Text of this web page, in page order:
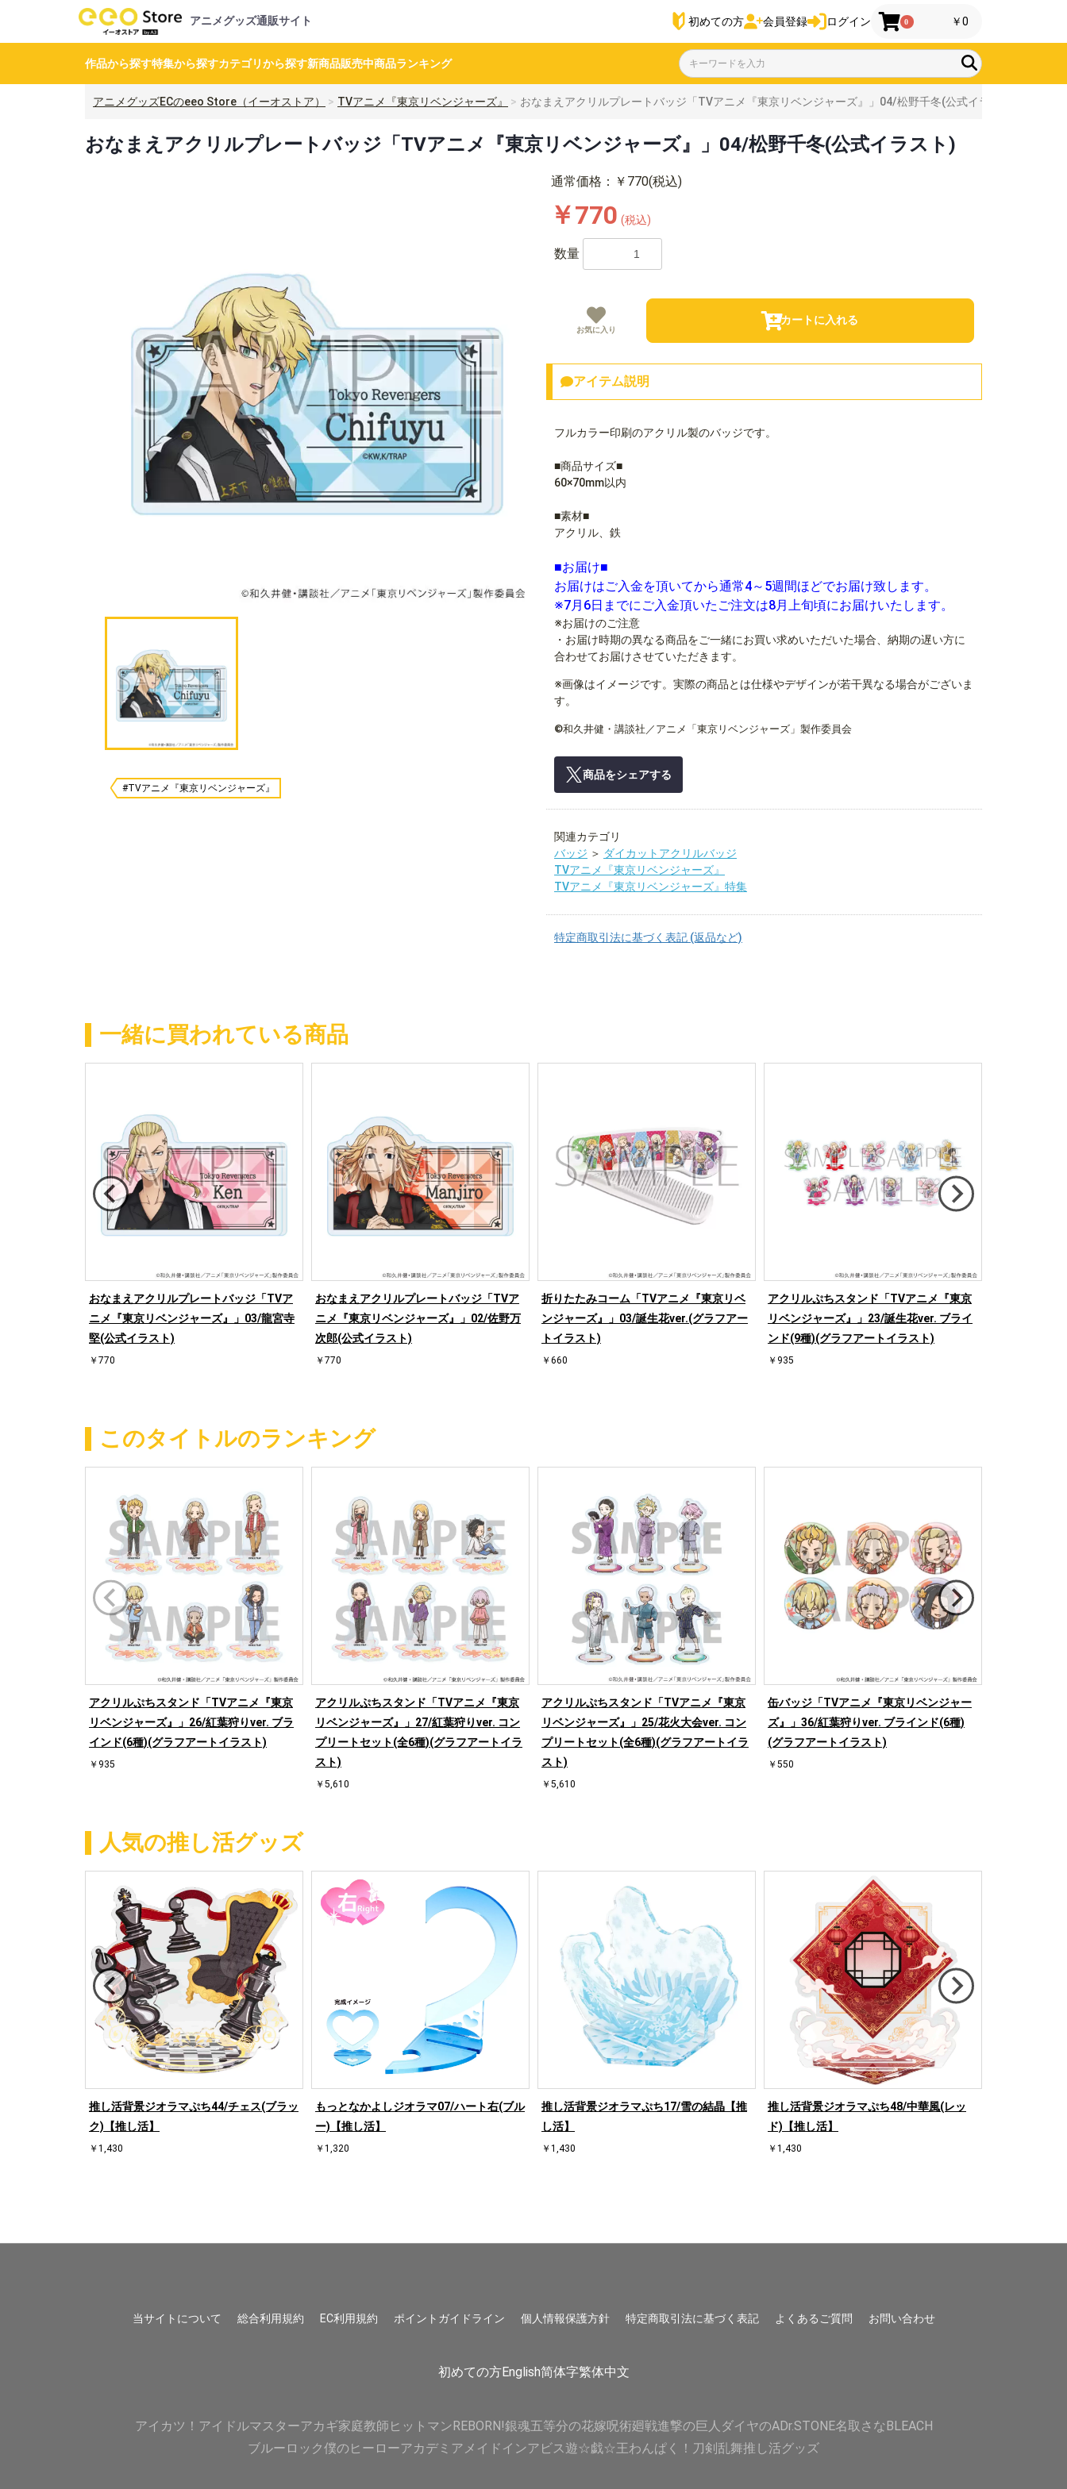
アニメグッズ通販サイト 初めての方 会員登録 ログイン 0 ￥0
作品から探す特集から探すカテゴリから探す新商品販売中商品ランキング
アニメグッズECのeeo Store（イーオストア） TVアニメ『東京リベンジャーズ』 おなまえアクリルプレートバッジ「TVアニメ『東京リベンジャーズ』」04/松野千冬(公式イラスト)
おなまえアクリルプレートバッジ「TVアニメ『東京リベンジャーズ』」04/松野千冬(公式イラスト)
#TVアニメ『東京リベンジャーズ』
通常価格：￥770(税込)
￥770 (税込)
お気に入り
カートに入れる
数量
アイテム説明
フルカラー印刷のアクリル製のバッジです。
■商品サイズ■
60×70mm以内
■素材■
アクリル、鉄
■お届け■
お届けはご入金を頂いてから通常4～5週間ほどでお届け致します。
※7月6日までにご入金頂いたご注文は8月上旬頃にお届けいたします。
※お届けのご注意
・お届け時期の異なる商品をご一緒にお買い求めいただいた場合、納期の遅い方に
合わせてお届けさせていただきます。
※画像はイメージです。実際の商品とは仕様やデザインが若干異なる場合がございま
す。
©和久井健・講談社／アニメ「東京リベンジャーズ」製作委員会
商品をシェアする
関連カテゴリ
バッジ ＞ ダイカットアクリルバッジ
TVアニメ『東京リベンジャーズ』
TVアニメ『東京リベンジャーズ』特集
特定商取引法に基づく表記 (返品など)
一緒に買われている商品
おなまえアクリルプレートバッジ「TVア
ニメ『東京リベンジャーズ』」03/龍宮寺
堅(公式イラスト)
￥770
おなまえアクリルプレートバッジ「TVア
ニメ『東京リベンジャーズ』」02/佐野万
次郎(公式イラスト)
￥770
折りたたみコーム「TVアニメ『東京リベ
ンジャーズ』」03/誕生花ver.(グラフアー
トイラスト)
￥660
アクリルぷちスタンド「TVアニメ『東京
リベンジャーズ』」23/誕生花ver. ブライ
ンド(9種)(グラフアートイラスト)
￥935
このタイトルのランキング
アクリルぷちスタンド「TVアニメ『東京
リベンジャーズ』」26/紅葉狩りver. ブラ
インド(6種)(グラフアートイラスト)
￥935
アクリルぷちスタンド「TVアニメ『東京
リベンジャーズ』」27/紅葉狩りver. コン
プリートセット(全6種)(グラフアートイラ
スト)
￥5,610
アクリルぷちスタンド「TVアニメ『東京
リベンジャーズ』」25/花火大会ver. コン
プリートセット(全6種)(グラフアートイラ
スト)
￥5,610
缶バッジ「TVアニメ『東京リベンジャー
ズ』」36/紅葉狩りver. ブラインド(6種)
(グラフアートイラスト)
￥550
人気の推し活グッズ
推し活背景ジオラマぷち44/チェス(ブラッ
ク)【推し活】
￥1,430
もっとなかよしジオラマ07/ハート右(ブル
ー)【推し活】
￥1,320
推し活背景ジオラマぷち17/雪の結晶【推
し活】
￥1,430
推し活背景ジオラマぷち48/中華風(レッ
ド)【推し活】
￥1,430
当サイトについて 総合利用規約 EC利用規約 ポイントガイドライン 個人情報保護方針 特定商取引法に基づく表記 よくあるご質問 お問い合わせ
初めての方English简体字繁体中文
アイカツ！ アイドルマスターアカギ家庭教師ヒットマンREBORN!銀魂五等分の花嫁呪術廻戦進撃の巨人 ダイヤのADr.STONE名取さな BLEACH
ブルーロック僕のヒーローアカデミア メイドインアビス遊☆戯☆王わんぱく！刀剣乱舞推し活グッズ